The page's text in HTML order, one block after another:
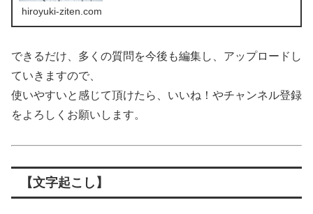
hiroyuki-ziten.com
できるだけ、多くの質問を今後も編集し、アップロードし
ていきますので、
使いやすいと感じて頂けたら、いいね！やチャンネル登録
をよろしくお願いします。
【文字起こし】